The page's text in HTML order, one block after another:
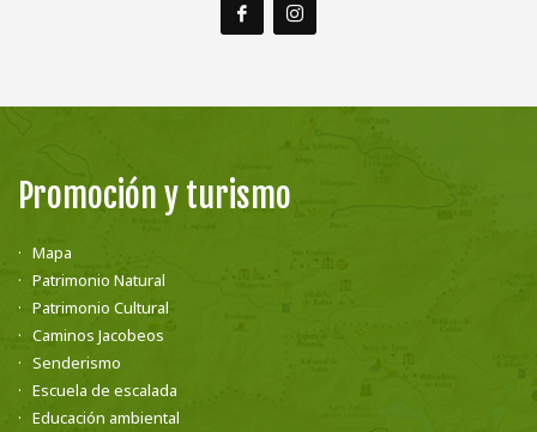
Promoción y turismo
Mapa
Patrimonio Natural
Patrimonio Cultural
Caminos Jacobeos
Senderismo
Escuela de escalada
Educación ambiental